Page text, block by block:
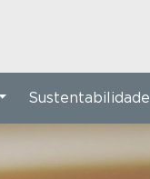
Sustentabilidade